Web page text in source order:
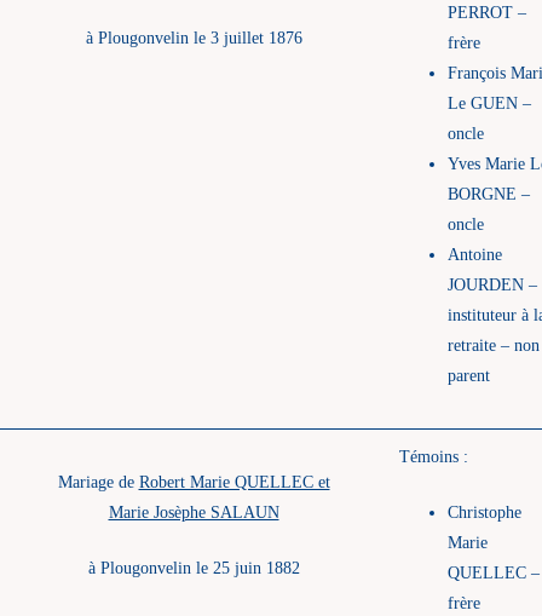
à Plougonvelin le 3 juillet 1876
PERROT –
frère
François
Le GUEN –
oncle
Yves Marie
BORGNE –
oncle
Antoine
JOURDEN –
instituteur à
retraite – non
parent
Mariage de Robert Marie QUELLEC et
Marie Josèphe SALAUN
à Plougonvelin le 25 juin 1882
Témoins :
Christophe
Marie
QUELLEC –
frère